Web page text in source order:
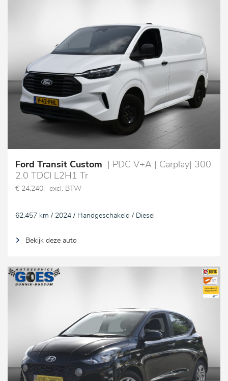
Ford Transit Custom
| PDC V+A | Carplay| 300
2.0 TDCI L2H1 Tr
€ 24.240,- excl. BTW
62.457 km / 2024 / Handgeschakeld / Diesel
Bekijk deze auto